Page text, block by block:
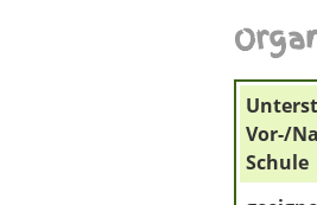
Vor-/
Schule